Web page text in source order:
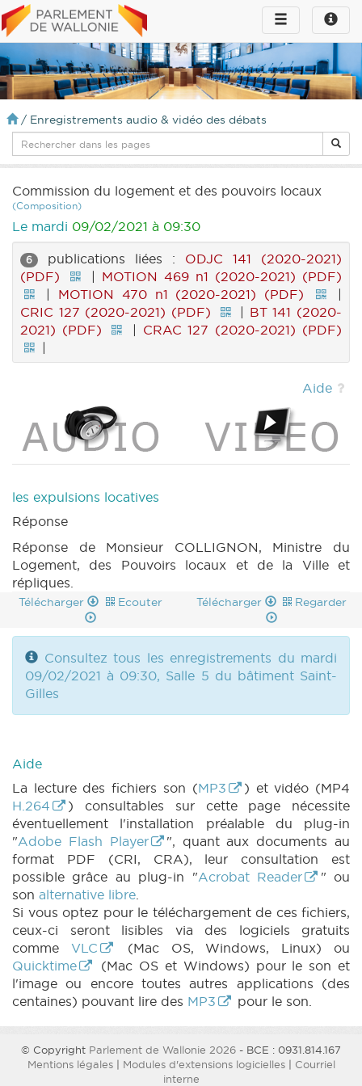
Toggle
infos
Toggle
navigation
/ Enregistrements audio & vidéo des débats
Commission du logement et des pouvoirs locaux
(Composition)
Le mardi 09/02/2021 à 09:30
6 publications liées : ODJC 141 (2020-2021)
(PDF)
| MOTION 469 n1 (2020-2021) (PDF)
| MOTION 470 n1 (2020-2021) (PDF)
|
CRIC 127 (2020-2021) (PDF)
| BT 141 (2020-
2021) (PDF)
| CRAC 127 (2020-2021) (PDF)
|
Aide
les expulsions locatives
Réponse
Réponse de Monsieur COLLIGNON, Ministre du
Logement, des Pouvoirs locaux et de la Ville et
répliques.
Télécharger Ecouter Télécharger Regarder
Consultez tous les enregistrements du mardi
09/02/2021 à 09:30, Salle 5 du bâtiment Saint-
Gilles
Aide
La lecture des fichiers son (MP3
) et vidéo (MP4
H.264
) consultables sur cette page nécessite
éventuellement l'installation préalable du plug-in
"Adobe Flash Player
", quant aux documents au
format PDF (CRI, CRA), leur consultation est
possible grâce au plug-in "Acrobat Reader
" ou
son alternative libre.
Si vous optez pour le téléchargement de ces fichiers,
ceux-ci seront lisibles via des logiciels gratuits
comme VLC
(Mac OS, Windows, Linux) ou
Quicktime
(Mac OS et Windows) pour le son et
l'image ou encore toutes autres applications (des
centaines) pouvant lire des MP3 pour le son.
© Copyright Parlement de Wallonie 2026 - BCE : 0931.814.167
Mentions légales| Modules d'extensions logicielles| Courriel
interne